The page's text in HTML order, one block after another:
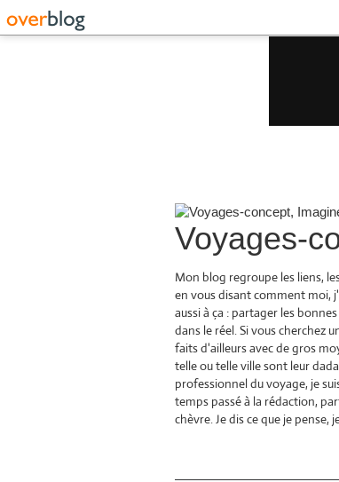
Voyages-
Mon blog regroupe les liens,
en vous disant comment moi,
aussi à ça : partager les
dans le réel. Si vous cherchez
faits d'ailleurs avec de gros
telle ou telle ville sont leur
professionnel du voyage, je
temps passé à la rédaction,
chèvre. Je dis ce que je